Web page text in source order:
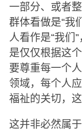
一部分、或者
群体看做是“我
人看作是“我们
是仅仅根据这
要尊重每一个
领域，每个人
福祉的关切，
这并非必然属